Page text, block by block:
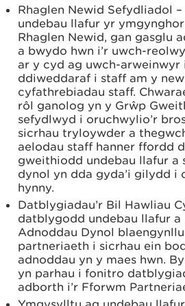
Rhaglen Newid Sefydliadol
undebau llafur yr
Rhaglen Newid, gan gasglu
a bwydo hwn i’r uwch-
ar y cyd ag uwch-arweinwyr
ddiweddaraf i staff am y
cyfathrebiadau staff.
rôl ganolog yn y Grŵp
sefydlwyd i oruchwylio’r
sicrhau tryloywder a
aelodau staff hanner ffordd
gweithiodd undebau llafur a
dynol yn dda gyda’i gilydd i
hynny.
Datblygiadau’r Bil Hawliau
datblygodd undebau llafur a
Adnoddau Dynol
partneriaeth i sicrhau ein
adnoddau yn y maes hwn.
yn parhau i fonitro
adborth i’r Fforwm